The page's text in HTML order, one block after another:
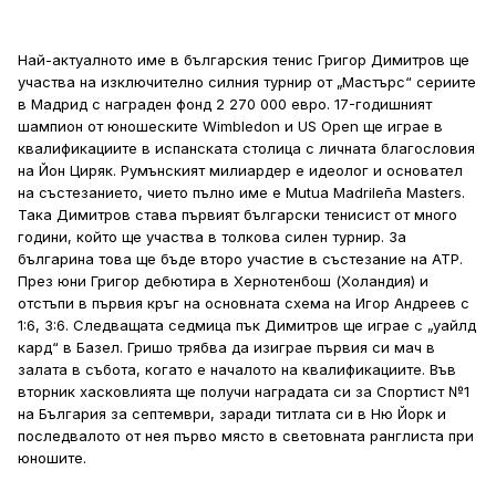
Най-актуалното име в българския тенис Григор Димитров ще
участва на изключително силния турнир от „Мастърс“ сериите
в Мадрид с награден фонд 2 270 000 евро. 17-годишният
шампион от юношеските Wimbledon и US Open ще играе в
квалификациите в испанската столица с личната благословия
на Йон Циряк. Румънският милиардер е идеолог и основател
на състезанието, чието пълно име е Mutua Madrileña Masters.
Така Димитров става първият български тенисист от много
години, който ще участва в толкова силен турнир. За
българина това ще бъде второ участие в състезание на АТР.
През юни Григор дебютира в Хернотенбош (Холандия) и
отстъпи в първия кръг на основната схема на Игор Андреев с
1:6, 3:6. Следващата седмица пък Димитров ще играе с „уайлд
кард“ в Базел. Гришо трябва да изиграе първия си мач в
залата в събота, когато е началото на квалификациите. Във
вторник хасковлията ще получи наградата си за Спортист №1
на България за септември, заради титлата си в Ню Йорк и
последвалото от нея първо място в световната ранглиста при
юношите.